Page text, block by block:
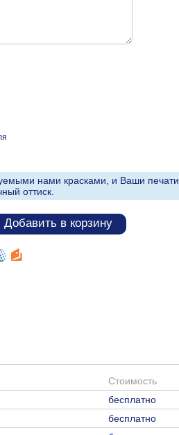
нами красками, и Ваши печати
оттиск.
Добавить в корзину
Стоимость
бесплатно
бесплатно